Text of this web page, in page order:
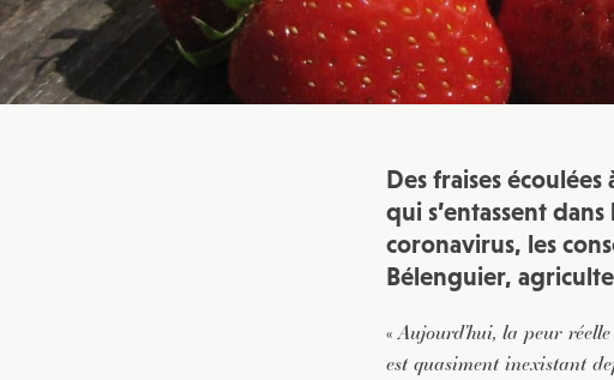
Des fraises
qui s’entassent
coronavirus, les
Bélenguier,
«Aujourd’hui, la peur
est quasiment inexistant